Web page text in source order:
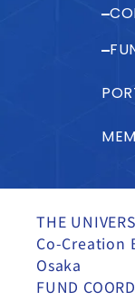
THE
Co-Creation
Osaka
FUND